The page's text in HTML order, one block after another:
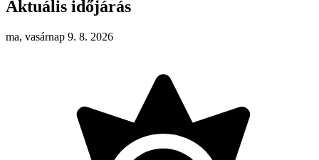
Aktuális időjárás
ma, vasárnap 9. 8. 2026